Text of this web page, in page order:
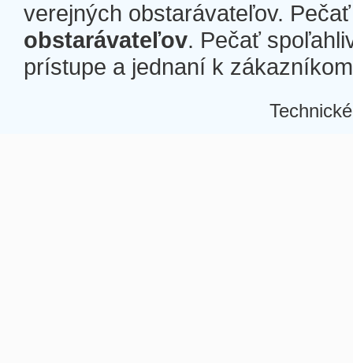
verejných obstarávateľov.
obstarávateľov. Pečať
prístupe a jednaní k